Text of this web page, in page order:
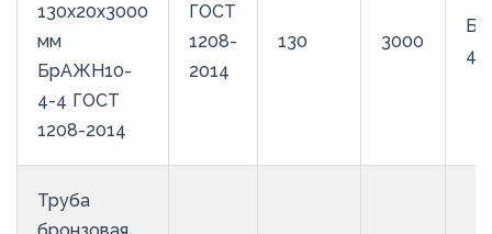
130х20х3000
мм
БрАЖН10-
4-4 ГОСТ
1208-2014
ГОСТ
1208-
2014
130 3000
4-
Труба